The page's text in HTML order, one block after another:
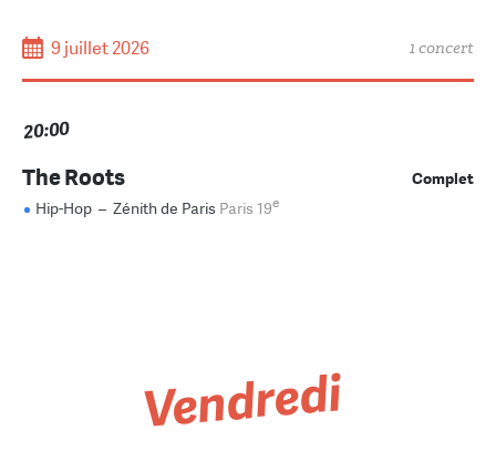
9 juillet 2026 1 concert
20:00
Complet
The Roots
Hip-Hop – Zénith de Paris Paris 19e
Vendredi